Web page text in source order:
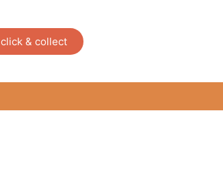
click & collect